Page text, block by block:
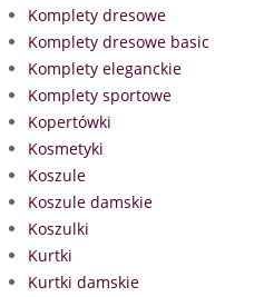
Komplety dresowe
Komplety dresowe basic
Komplety eleganckie
Komplety sportowe
Kopertówki
Kosmetyki
Koszule
Koszule damskie
Koszulki
Kurtki
Kurtki damskie